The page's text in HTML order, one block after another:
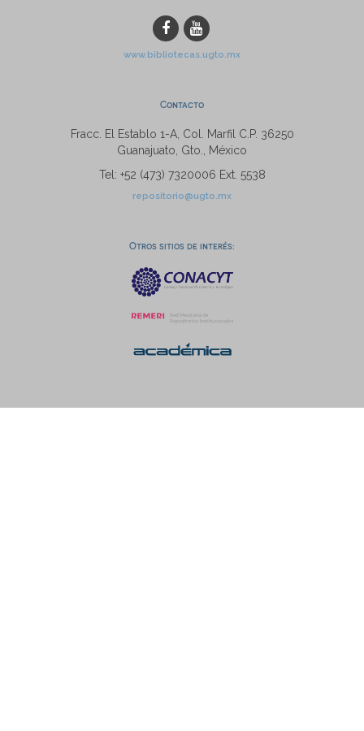
www.bibliotecas.ugto.mx
Contacto
Fracc. El Establo 1-A, Col. Marfil C.P. 36250
Guanajuato, Gto., México
Tel: +52 (473) 7320006 Ext. 5538
repositorio@ugto.mx
Otros sitios de interés: